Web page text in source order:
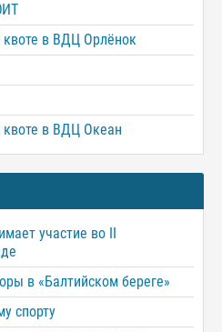
квоте в ВДЦ Орлёнок
квоте в ВДЦ Океан
участие во II
в «Балтийском береге»
спорту